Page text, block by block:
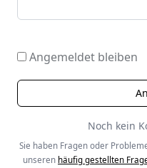
Angemeldet bleiben
Noch kein
Sie haben Fragen oder
unseren häufig gestellten